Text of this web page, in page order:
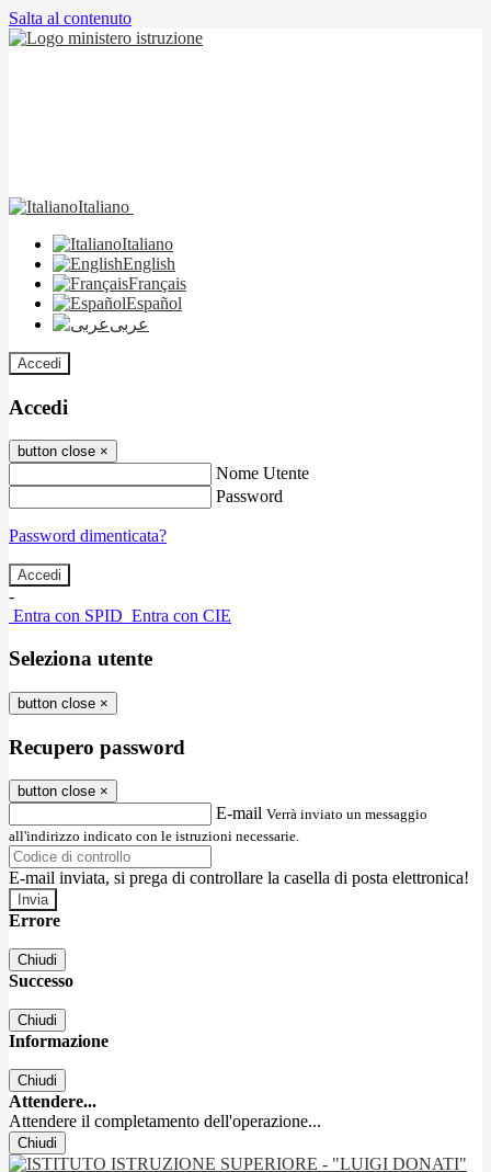
Salta al contenuto
Italiano
Italiano
English
Français
Español
عربى
Accedi
Accedi
button close ×
Nome Utente
Password
Password dimenticata?
-
Entra con SPID Entra con CIE
Seleziona utente
button close ×
Recupero password
button close ×
E-mail Verrà inviato un messaggio
all'indirizzo indicato con le istruzioni necessarie.
E-mail inviata, si prega di controllare la casella di posta elettronica!
Errore
Chiudi
Successo
Chiudi
Informazione
Chiudi
Attendere...
Attendere il completamento dell'operazione...
Chiudi